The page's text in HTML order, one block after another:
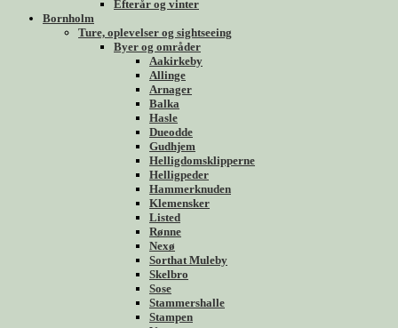
Efterår og vinter
Bornholm
Ture, oplevelser og sightseeing
Byer og områder
Aakirkeby
Allinge
Arnager
Balka
Hasle
Dueodde
Gudhjem
Helligdomsklipperne
Helligpeder
Hammerknuden
Klemensker
Listed
Rønne
Nexø
Sorthat Muleby
Skelbro
Sose
Stammershalle
Stampen